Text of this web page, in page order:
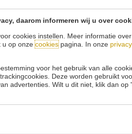
daarom informeren wij u over
cookies instellen. Meer informatie
u op onzecookiespagina. In onze
voor het gebruik van alle
Deze worden gebruikt
advertenties. Wilt u dit niet, klik dan op
KA Vlaardingen|Tel 010 - 460 21